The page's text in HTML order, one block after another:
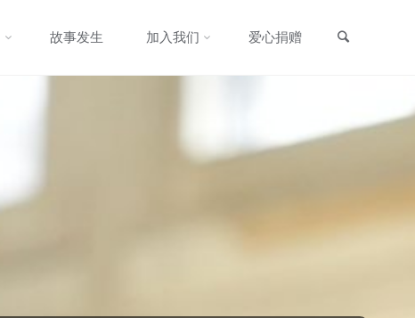
故事发生 加入我们 爱心捐赠